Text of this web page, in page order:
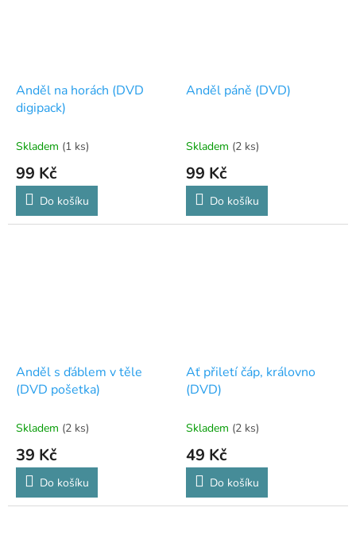
Anděl na horách (DVD
digipack)
Skladem (1 ks)
99 Kč
Do košíku
Anděl páně (DVD)
Skladem (2 ks)
99 Kč
Do košíku
Anděl s ďáblem v těle
(DVD pošetka)
Skladem (2 ks)
39 Kč
Do košíku
Ať přiletí čáp, královno
(DVD)
Skladem (2 ks)
49 Kč
Do košíku